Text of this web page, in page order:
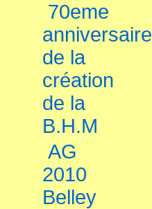
70eme
anniversaire
de la
création
de la
B.H.M
AG
2010
Belley